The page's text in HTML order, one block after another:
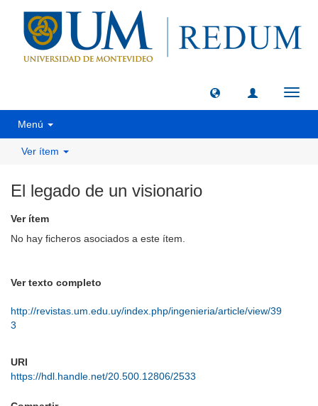
Menú
Ver ítem
El legado de un visionario
Ver ítem
No hay ficheros asociados a este ítem.
Ver texto completo
http://revistas.um.edu.uy/index.php/ingenieria/article/view/39
3
URI
https://hdl.handle.net/20.500.12806/2533